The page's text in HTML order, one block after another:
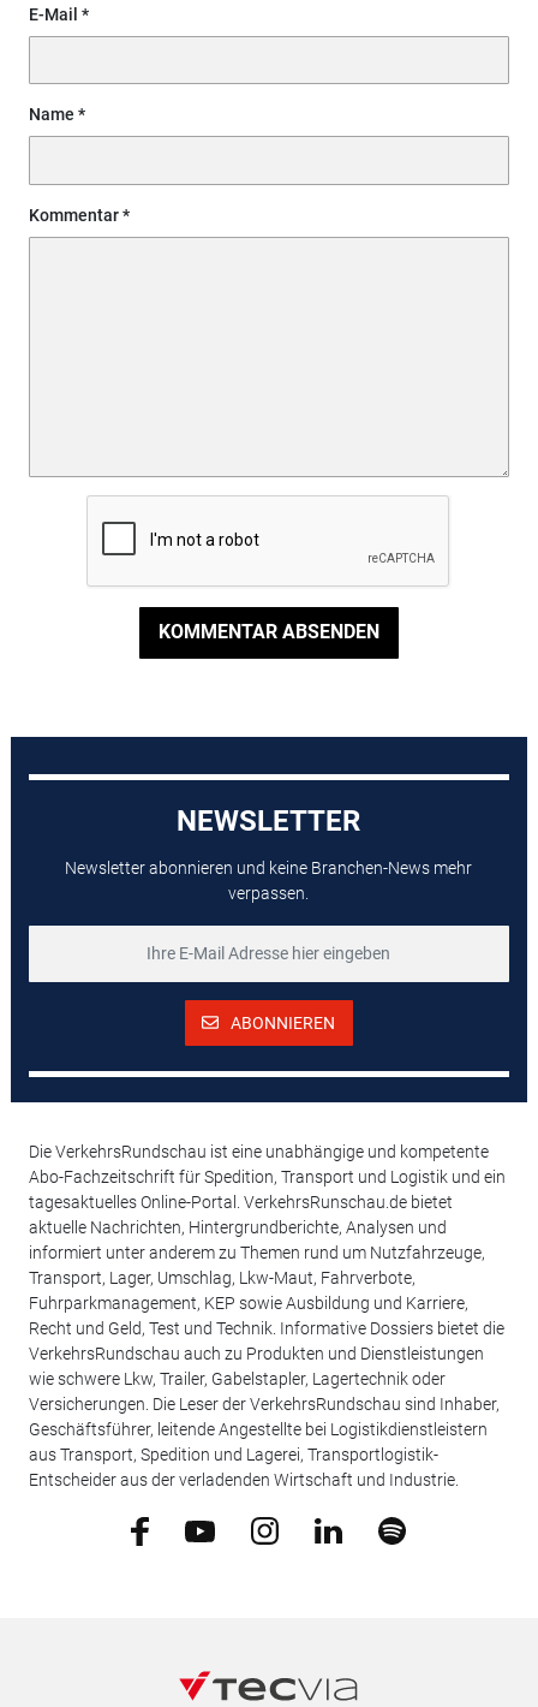
E-Mail
Name
Kommentar
KOMMENTAR ABSENDEN
NEWSLETTER
Newsletter abonnieren und keine Branchen-News mehr
verpassen.
ABONNIEREN
Die VerkehrsRundschau ist eine unabhängige und kompetente
Abo-Fachzeitschrift für Spedition, Transport und Logistik und ein
tagesaktuelles Online-Portal. VerkehrsRunschau.de bietet
aktuelle Nachrichten, Hintergrundberichte, Analysen und
informiert unter anderem zu Themen rund um Nutzfahrzeuge,
Transport, Lager, Umschlag, Lkw-Maut, Fahrverbote,
Fuhrparkmanagement, KEP sowie Ausbildung und Karriere,
Recht und Geld, Test und Technik. Informative Dossiers bietet die
VerkehrsRundschau auch zu Produkten und Dienstleistungen
wie schwere Lkw, Trailer, Gabelstapler, Lagertechnik oder
Versicherungen. Die Leser der VerkehrsRundschau sind Inhaber,
Geschäftsführer, leitende Angestellte bei Logistikdienstleistern
aus Transport, Spedition und Lagerei, Transportlogistik-
Entscheider aus der verladenden Wirtschaft und Industrie.